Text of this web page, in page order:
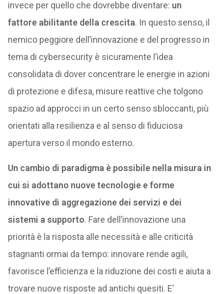
invece per quello che dovrebbe diventare: un
fattore abilitante della crescita. In questo senso, il
nemico peggiore dell’innovazione e del progresso in
tema di cybersecurity è sicuramente l’idea
consolidata di dover concentrare le energie in azioni
di protezione e difesa, misure reattive che tolgono
spazio ad approcci in un certo senso sbloccanti, più
orientati alla resilienza e al senso di fiduciosa
apertura verso il mondo esterno.
Un cambio di paradigma è possibile nella misura in
cui si adottano nuove tecnologie e forme
innovative di aggregazione dei servizi e dei
sistemi a supporto. Fare dell’innovazione una
priorità è la risposta alle necessità e alle criticità
stagnanti ormai da tempo: innovare rende agili,
favorisce l’efficienza e la riduzione dei costi e aiuta a
trovare nuove risposte ad antichi quesiti. E’